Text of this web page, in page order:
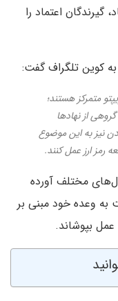
گیرندگان اعتماد را
متمرکز هستند؛
از نهادها
نیز به این موضوع
رمز ارز عمل ‌کنند.
مختلف آورده
به وعده خود مبنی بر
عمل بپوشاند.